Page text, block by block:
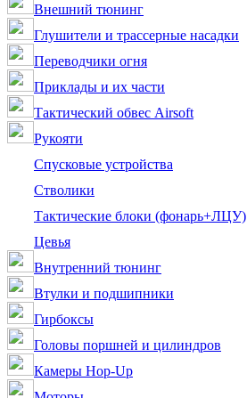
Внешний тюнинг
Глушители и трассерные насадки
Переводчики огня
Приклады и их части
Тактический обвес Airsoft
Рукояти
Спусковые устройства
Стволики
Тактические блоки (фонарь+ЛЦУ)
Цевья
Внутренний тюнинг
Втулки и подшипники
Гирбоксы
Головы поршней и цилиндров
Камеры Hop-Up